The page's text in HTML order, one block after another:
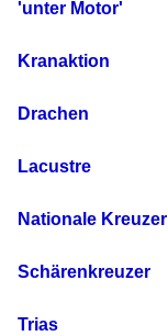
'unter Motor'
Kranaktion
Drachen
Lacustre
Nationale Kreuzer
Schärenkreuzer
Trias